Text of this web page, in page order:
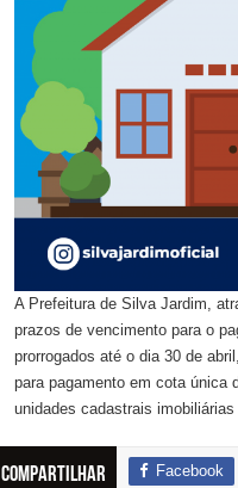
A Prefeitura de Silva Jardim,
prazos de vencimento para o
prorrogados até o dia 30 de
para pagamento em cota única
unidades cadastrais
Compartilhar Facebook